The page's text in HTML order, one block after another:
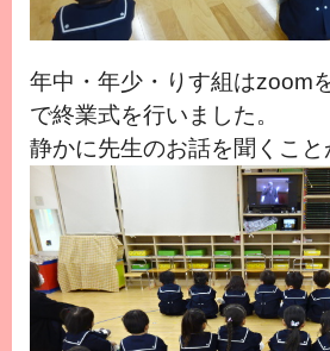
年中・年少・りす組はzoom
で終業式を行いました。
静かに先生のお話を聞くこと